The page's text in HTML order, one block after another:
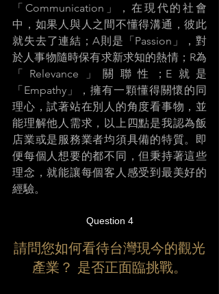
「Communication」，在現代的社會
中，如果人與人之間不懂得溝通，彼此
就失去了連結；A則是「Passion」，對
於人事物隨時保有求新求知的熱情；R為
「Relevance」關聯性；E就是
「Empathy」，擁有一顆懂得關懷的同
理心，試著站在別人的角度看事物，並
能理解他人需求，以上四點是我認為飯
店業或是服務業者均須具備的特質。即
便每個人想要的都不同，但秉持著這些
理念，就能讓每個客人感受到最美好的
經驗。
Question 4
請問您如何看待台灣現今的觀光
產業？ 是否正面臨挑戰。